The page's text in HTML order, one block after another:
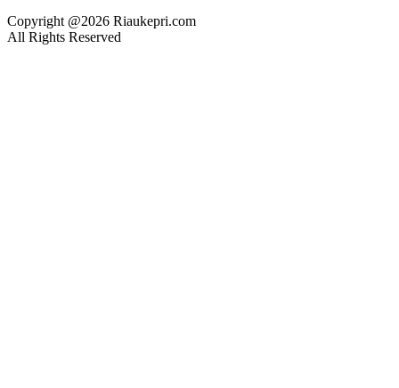
Copyright @2026 Riaukepri.com
All Rights Reserved